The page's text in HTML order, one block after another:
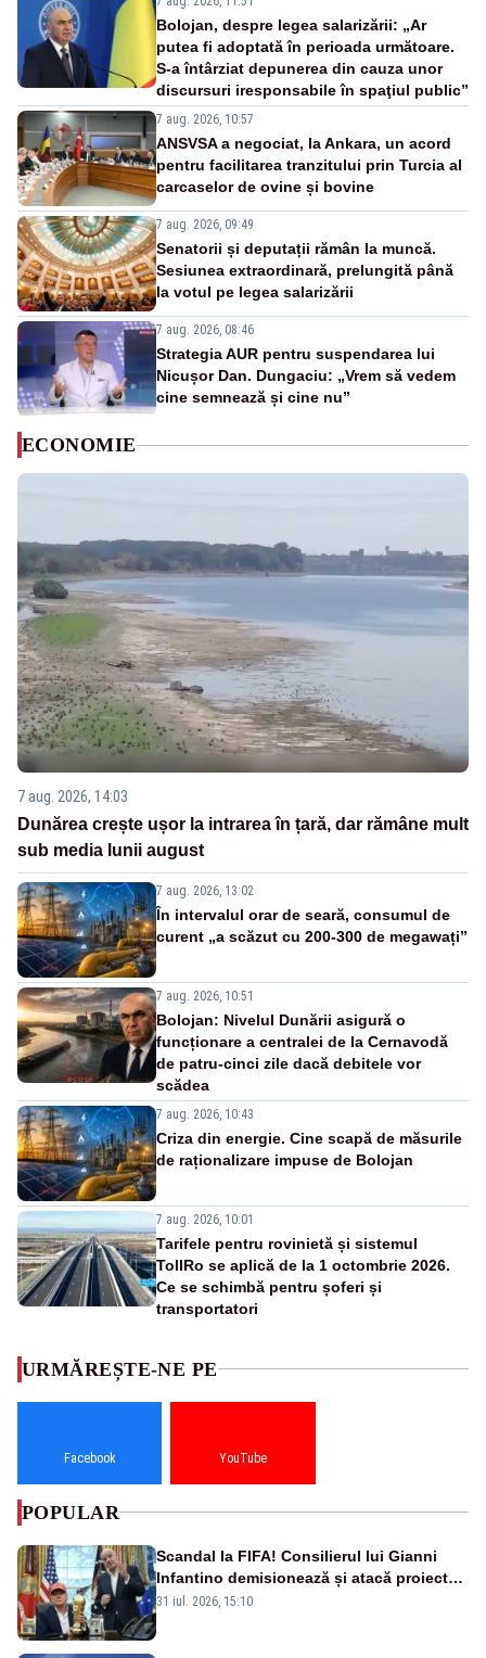
Bolojan, despre legea salarizării: „Ar
putea fi adoptată în perioada următoare.
S-a întârziat depunerea din cauza unor
discursuri iresponsabile în spaţiul public”
7 aug. 2026, 10:57
ANSVSA a negociat, la Ankara, un acord
pentru facilitarea tranzitului prin Turcia al
carcaselor de ovine și bovine
7 aug. 2026, 09:49
Senatorii și deputații rămân la muncă.
Sesiunea extraordinară, prelungită până
la votul pe legea salarizării
7 aug. 2026, 08:46
Strategia AUR pentru suspendarea lui
Nicușor Dan. Dungaciu: „Vrem să vedem
cine semnează și cine nu”
ECONOMIE
7 aug. 2026, 14:03
Dunărea crește ușor la intrarea în țară, dar rămâne mult
sub media lunii august
7 aug. 2026, 13:02
În intervalul orar de seară, consumul de
curent „a scăzut cu 200-300 de megawați”
7 aug. 2026, 10:51
Bolojan: Nivelul Dunării asigură o
funcționare a centralei de la Cernavodă
de patru-cinci zile dacă debitele vor
scădea
7 aug. 2026, 10:43
Criza din energie. Cine scapă de măsurile
de raționalizare impuse de Bolojan
7 aug. 2026, 10:01
Tarifele pentru rovinietă și sistemul
TollRo se aplică de la 1 octombrie 2026.
Ce se schimbă pentru șoferi și
transportatori
URMĂREȘTE-NE PE
Facebook YouTube
POPULAR
Scandal la FIFA! Consilierul lui Gianni
Infantino demisionează și atacă proiectul
privind investitorii străini
31 iul. 2026, 15:10